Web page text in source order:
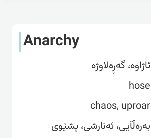
Anarchy
ئاژاوە، گەڕەلاوژە
hose
chaos, uproar
بەرەڵآیی، ئەنارشی، پشێوی